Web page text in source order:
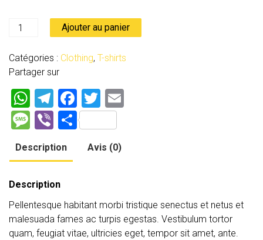
quantité
Premium
Quality
Ajouter au panier
Catégories : Clothing, T-shirts
Partager sur
W
h
at
s
p
p
T
el
e
gr
m
F
a
ce
T
wi
tt
er
M
es
s
a
g
e
Vi
b
er
P
ar
ta
er
Description Avis (0)
Description
Pellentesque habitant morbi tristique senectus et netus et
malesuada fames ac turpis egestas. Vestibulum tortor
quam, feugiat vitae, ultricies eget, tempor sit amet, ante.